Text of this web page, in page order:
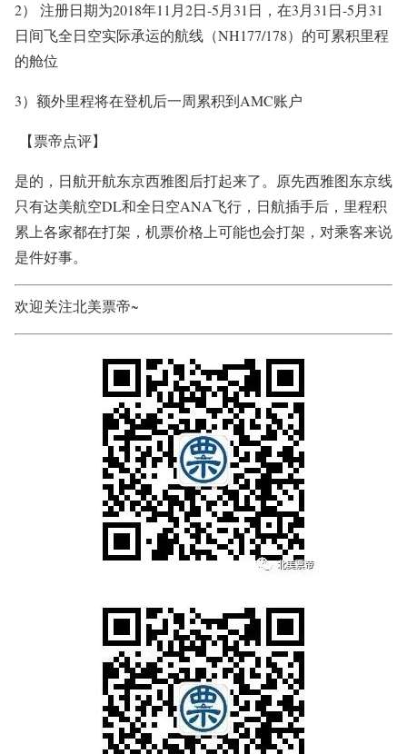
2） 注册日期为2018年11月2日-5月31日，在3月31日-5月31
日间飞全日空实际承运的航线（NH177/178）的可累积里程
的舱位
3）额外里程将在登机后一周累积到AMC账户
【票帝点评】
是的，日航开航东京西雅图后打起来了。原先西雅图东京线
只有达美航空DL和全日空ANA飞行，日航插手后，里程积
累上各家都在打架，机票价格上可能也会打架，对乘客来说
是件好事。
欢迎关注北美票帝~